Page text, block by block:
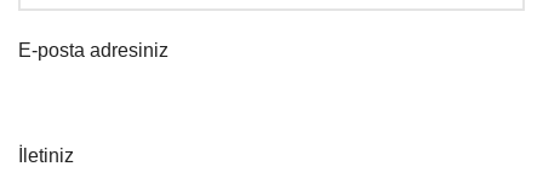
E-posta adresiniz
İletiniz